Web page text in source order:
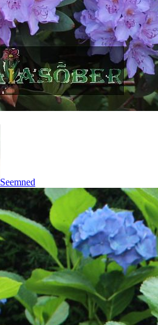
Seemned